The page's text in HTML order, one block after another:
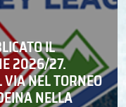
IL
2026/27.
NEL TORNEO
NELLA